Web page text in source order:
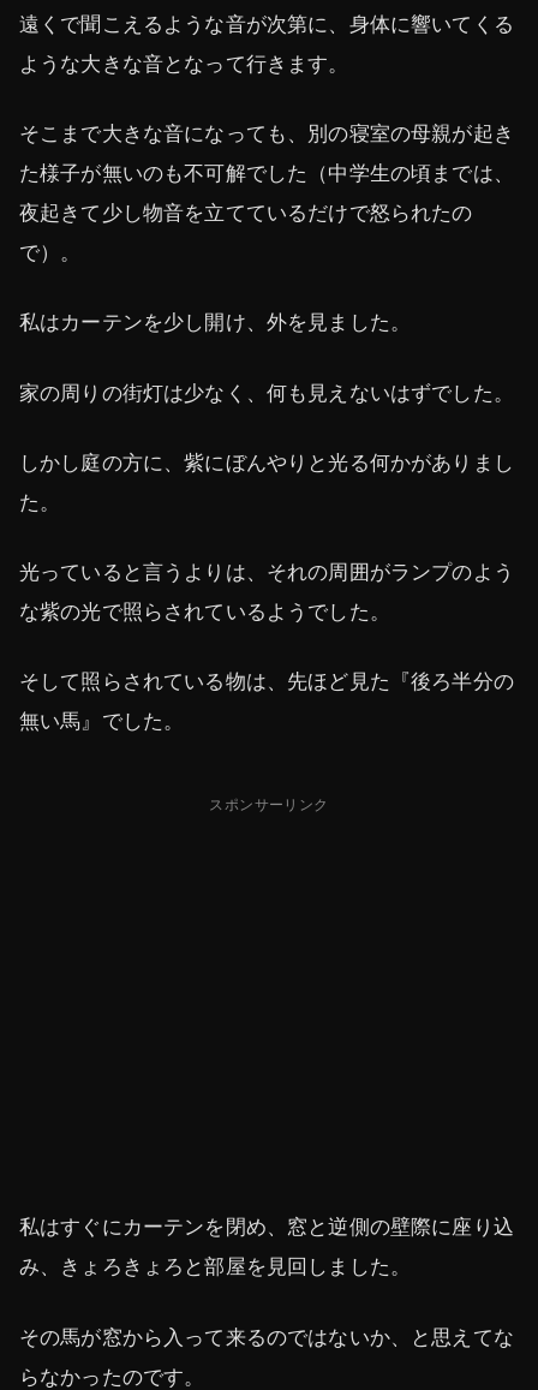
遠くで聞こえるような音が次第に、身体に響いてくる
ような大きな音となって行きます。
そこまで大きな音になっても、別の寝室の母親が起き
た様子が無いのも不可解でした（中学生の頃までは、
夜起きて少し物音を立てているだけで怒られたの
で）。
私はカーテンを少し開け、外を見ました。
家の周りの街灯は少なく、何も見えないはずでした。
しかし庭の方に、紫にぼんやりと光る何かがありまし
た。
光っていると言うよりは、それの周囲がランプのよう
な紫の光で照らされているようでした。
そして照らされている物は、先ほど見た『後ろ半分の
無い馬』でした。
スポンサーリンク
私はすぐにカーテンを閉め、窓と逆側の壁際に座り込
み、きょろきょろと部屋を見回しました。
その馬が窓から入って来るのではないか、と思えてな
らなかったのです。